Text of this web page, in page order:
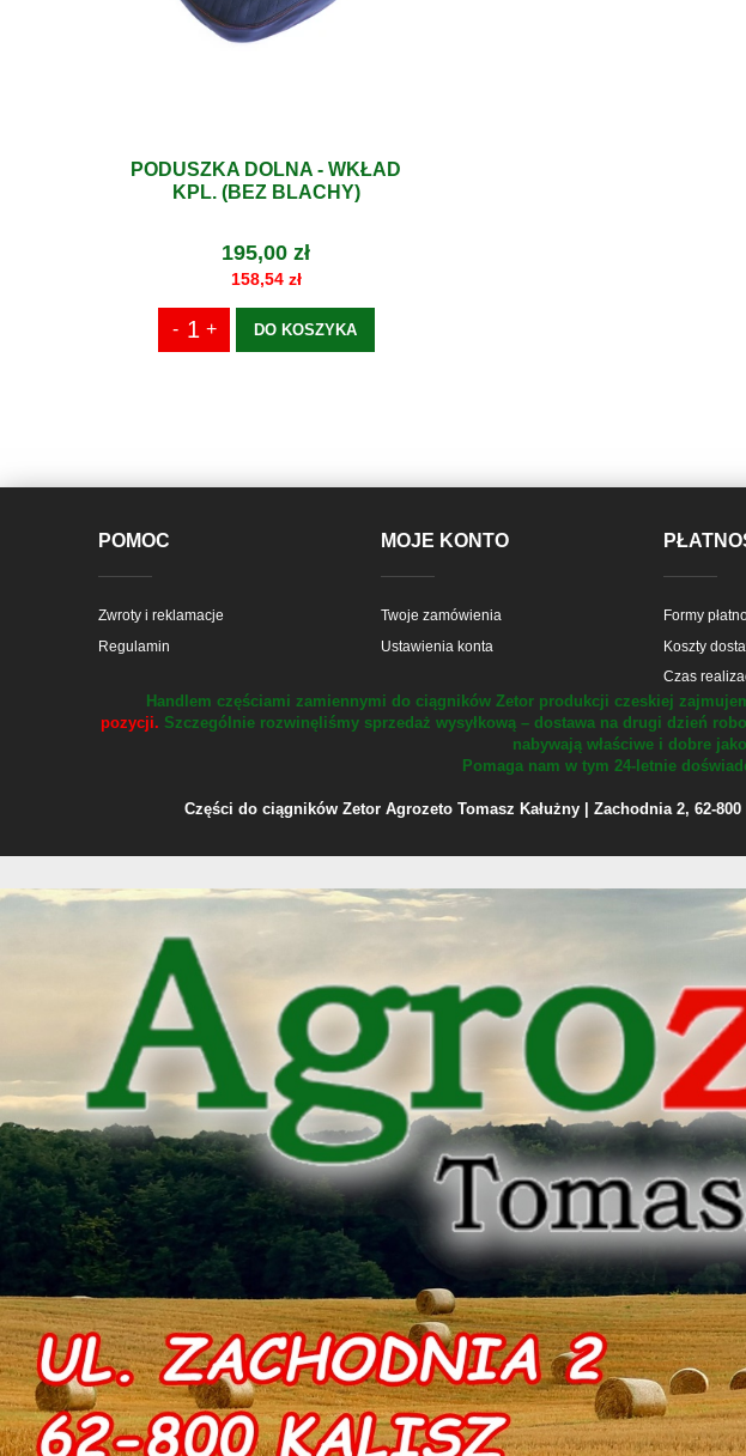
PODUSZKA DOLNA - WKŁAD
KPL. (BEZ BLACHY)
195,00 zł
158,54 zł
DO KOSZYKA
POMOC
Zwroty i reklamacje
Regulamin
MOJE KONTO
Twoje zamówienia
Ustawienia konta
Formy
Koszty
Czas
Handlem częściami zamiennymi do ciągników Zetor produkcji czeskiej
pozycji. Szczególnie rozwinęliśmy sprzedaż wysyłkową – dostawa na drugi dzień
nabywają właściwe i dobre
Pomaga nam w tym 24-letnie
Części do ciągników Zetor Agrozeto Tomasz Kałużny | Zachodnia 2, 62-